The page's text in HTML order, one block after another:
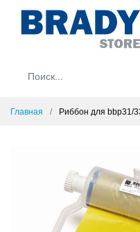
Главная Риббон для bbp31/